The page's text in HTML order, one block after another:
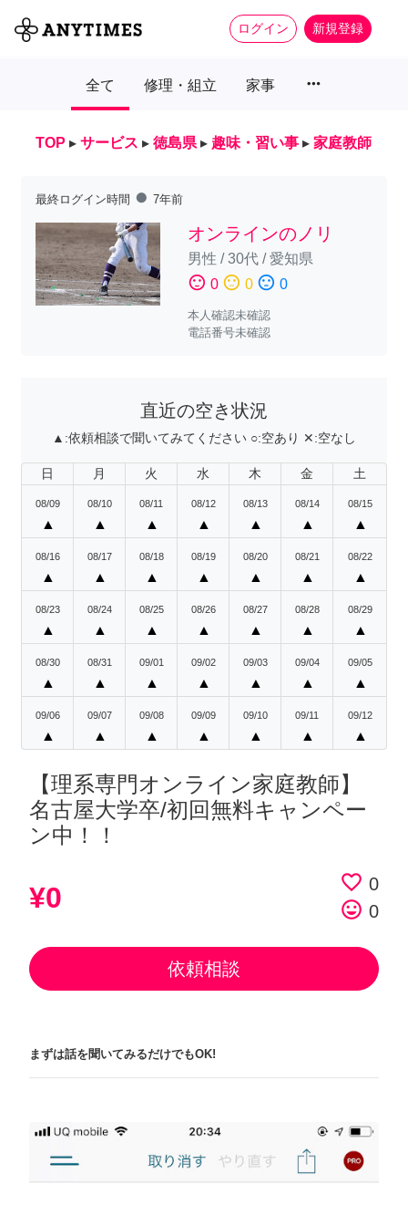
ログイン 新規登録
全て 修理・組立 家事 more_horiz
TOP ▸ サービス ▸ 徳島県 ▸ 趣味・習い事 ▸ 家庭教師
最終ログイン時間 fiber_manual_record 7年前
オンラインのノリ
男性 /30代/愛知県
sentiment_satisfied 0 sentiment_neutral 0 sentiment_dissatisfied 0
本人確認未確認
電話番号未確認
直近の空き状況
▲:依頼相談で聞いてみてください ○:空あり ✕:空なし
日 月 火 水 木 金 土
08/09
▲
08/10
▲
08/11
▲
08/12
▲
08/13
▲
08/14
▲
08/15
▲
08/16
▲
08/17
▲
08/18
▲
08/19
▲
08/20
▲
08/21
▲
08/22
▲
08/23
▲
08/24
▲
08/25
▲
08/26
▲
08/27
▲
08/28
▲
08/29
▲
08/30
▲
08/31
▲
09/01
▲
09/02
▲
09/03
▲
09/04
▲
09/05
▲
09/06
▲
09/07
▲
09/08
▲
09/09
▲
09/10
▲
09/11
▲
09/12
▲
【理系専門オンライン家庭教師】
名古屋大学卒/初回無料キャンペー
ン中！！
¥0 favorite_border 0
tag_faces 0
依頼相談
まずは話を聞いてみるだけでもOK!